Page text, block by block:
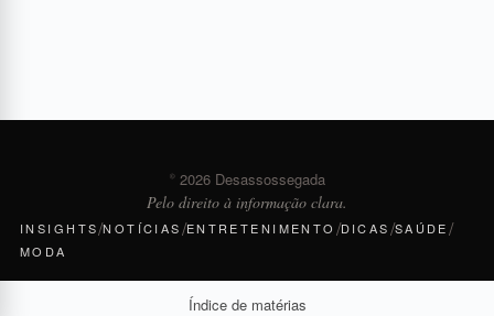
© 2026 Desassossegada
Pelo direito à informação clara.
INSIGHTS/NOTÍCIAS/ENTRETENIMENTO /DICAS/SAÚDE/
MODA
Índice de matérias